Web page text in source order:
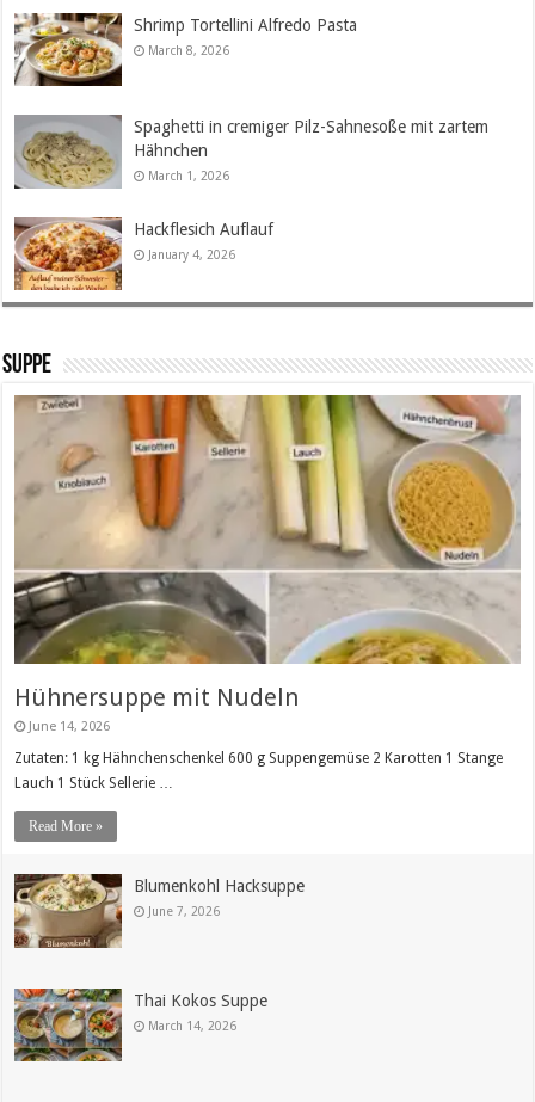
Shrimp Tortellini Alfredo Pasta
March 8, 2026
Spaghetti in cremiger Pilz-Sahnesoße mit zartem
Hähnchen
March 1, 2026
Hackflesich Auflauf
January 4, 2026
SUPPE
Hühnersuppe mit Nudeln
June 14, 2026
Zutaten: 1 kg Hähnchenschenkel 600 g Suppengemüse 2 Karotten 1 Stange
Lauch 1 Stück Sellerie …
Read More »
Blumenkohl Hacksuppe
June 7, 2026
Thai Kokos Suppe
March 14, 2026